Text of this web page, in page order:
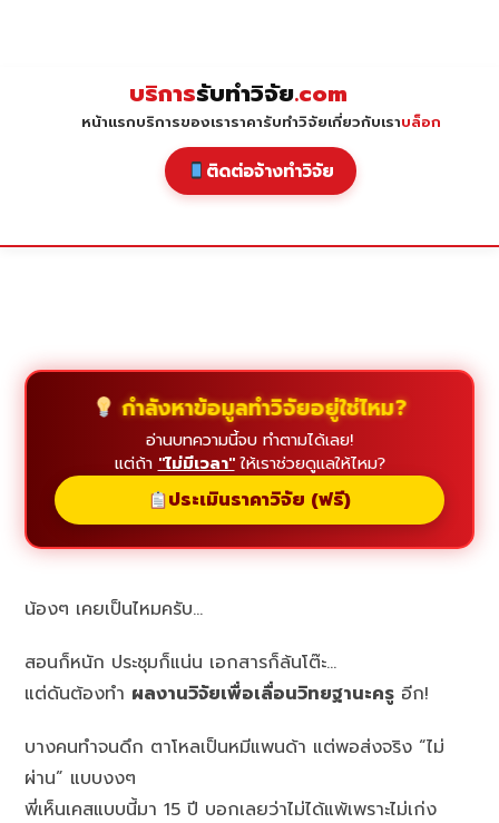
บริการรับทำวิจัย.com
หน้าแรกบริการของเราราคารับทำวิจัยเกี่ยวกับเราบล็อก
ติดต่อจ้างทำวิจัย
กำลังหาข้อมูลทำวิจัยอยู่ใช่ไหม?
อ่านบทความนี้จบ ทำตามได้เลย!
แต่ถ้า "ไม่มีเวลา"ให้เราช่วยดูแลให้ไหม?
ประเมินราคาวิจัย (ฟรี)
น้องๆ เคยเป็นไหมครับ…
สอนก็หนัก ประชุมก็แน่น เอกสารก็ล้นโต๊ะ…
แต่ดันต้องทำ ผลงานวิจัยเพื่อเลื่อนวิทยฐานะครู อีก!
บางคนทำจนดึก ตาโหลเป็นหมีแพนด้า แต่พอส่งจริง “ไม่
ผ่าน” แบบงงๆ
พี่เห็นเคสแบบนี้มา 15 ปี บอกเลยว่าไม่ได้แพ้เพราะไม่เก่ง